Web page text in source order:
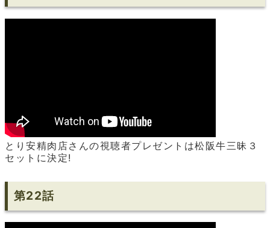
とり安精肉店さんの視聴者プレゼントは松阪牛三昧３
セットに決定!
第22話